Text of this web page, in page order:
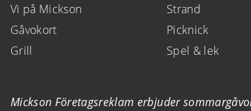
Vi på Mickson
Gåvokort
Grill
Strand
Picknick
Spel & lek
Mickson Företagsreklam erbjuder